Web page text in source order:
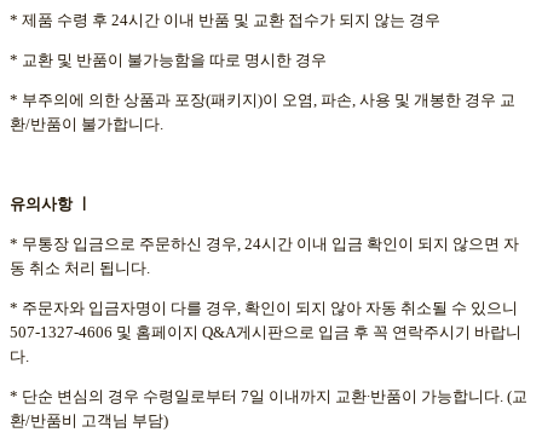
* 제품 수령 후 24시간 이내 반품 및 교환 접수가 되지 않는 경우
* 교환 및 반품이 불가능함을 따로 명시한 경우
* 부주의에 의한 상품과 포장(패키지)이 오염, 파손, 사용 및 개봉한 경우 교
환/반품이 불가합니다.
유의사항ㅣ
* 무통장 입금으로 주문하신 경우, 24시간 이내 입금 확인이 되지 않으면 자
동 취소 처리 됩니다.
* 주문자와 입금자명이 다를 경우, 확인이 되지 않아 자동 취소될 수 있으니
507-1327-4606 및 홈페이지 Q&A게시판으로 입금 후 꼭 연락주시기 바랍니
다.
* 단순 변심의 경우 수령일로부터 7일 이내까지 교환∙반품이 가능합니다. (교
환/반품비 고객님 부담)